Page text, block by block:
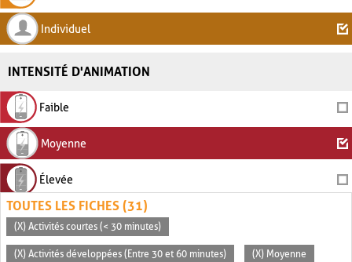
Individuel
INTENSITÉ D'ANIMATION
Faible
Moyenne
Élevée
TOUTES LES FICHES (31)
(X) Activités courtes (< 30 minutes)
(X) Activités développées (Entre 30 et 60 minutes) (X) Moyenne